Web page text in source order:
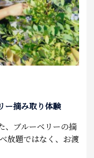
ー摘み取り体験
、ブルーベリーの摘
放題ではなく、お渡